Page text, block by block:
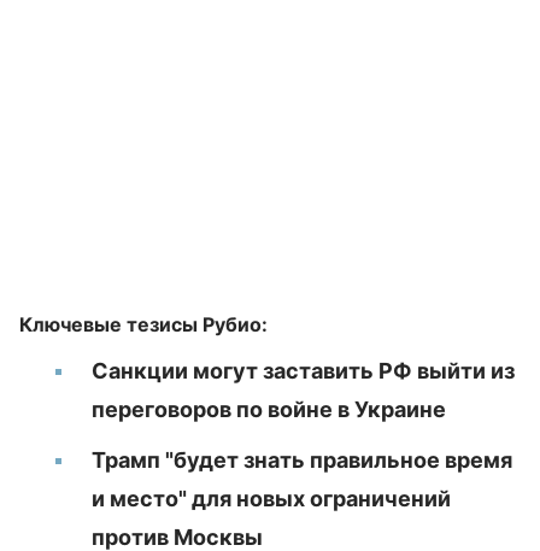
Ключевые тезисы Рубио:
Санкции могут заставить РФ выйти из
переговоров по войне в Украине
Трамп "будет знать правильное время
и место" для новых ограничений
против Москвы